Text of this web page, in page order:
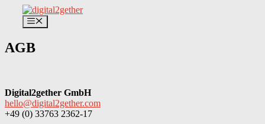
Inhalt
springen
Menü
AGB
Digital2gether GmbH
hello@digital2gether.com
+49 (0) 33763 2362-17